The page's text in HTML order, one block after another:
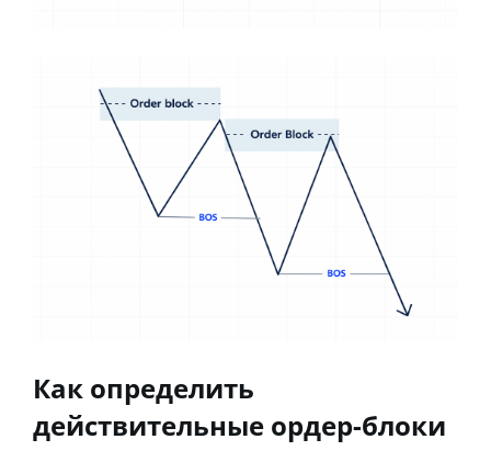
Как определить
действительные ордер-блоки